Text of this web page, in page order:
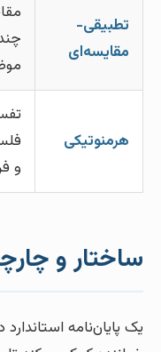
تطبیقی-
مقایسه‌ای
هرمنوتیکی
و
ساختار و
یک پایان‌نامه